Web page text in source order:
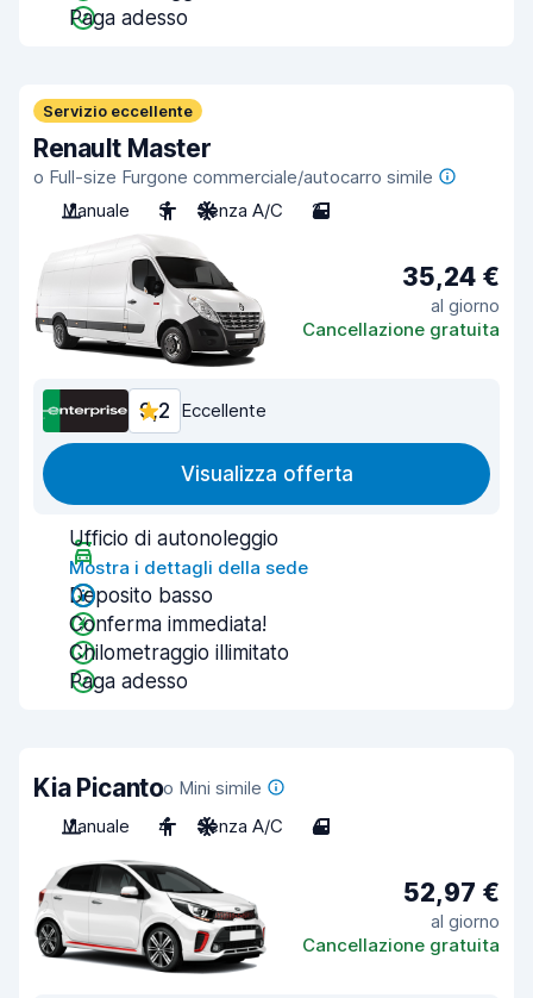
Paga adesso
Servizio eccellente
Renault Master
o Full-size Furgone commerciale/autocarro simile
Manuale
3 Senza A/C 2
35,24 €
al giorno
Cancellazione gratuita
9,2 Eccellente
Visualizza offerta
Ufficio di autonoleggio
Mostra i dettagli della sede
Deposito basso
Conferma immediata!
Chilometraggio illimitato
Paga adesso
Kia Picantoo Mini simile
Manuale
4 Senza A/C 4
52,97 €
al giorno
Cancellazione gratuita